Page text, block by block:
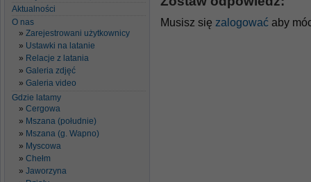
Aktualności
O nas
Zarejestrowani użytkownicy
Ustawki na latanie
Relacje z latania
Galeria zdjęć
Galeria video
Gdzie latamy
Cergowa
Mszana (południe)
Mszana (g. Wapno)
Myscowa
Chełm
Jaworzyna
Musisz się zalogować aby